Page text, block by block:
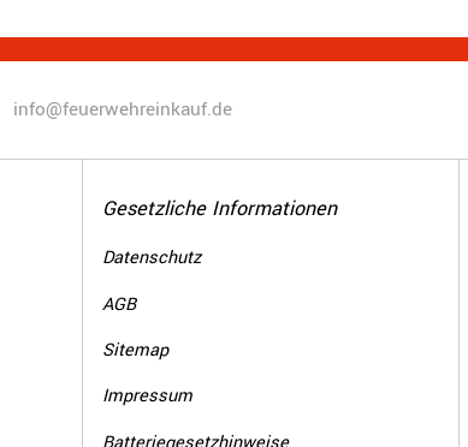
info@feuerwehreinkauf.de
Gesetzliche Informationen
Datenschutz
AGB
Sitemap
Impressum